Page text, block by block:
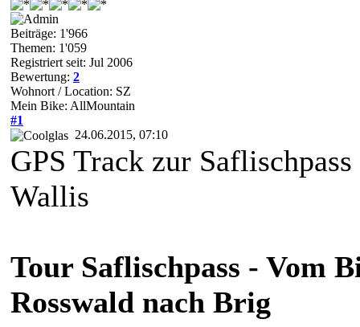
Beiträge: 1'966
Themen: 1'059
Registriert seit: Jul 2006
Bewertung: 2
Wohnort / Location: SZ
Mein Bike: AllMountain
#1
24.06.2015, 07:10
GPS Track zur
Wallis
Tour Saflischpass - Vom
Rosswald nach Brig